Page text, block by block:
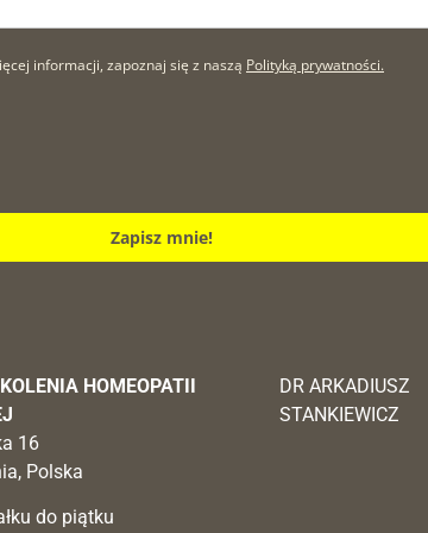
informacji, zapoznaj się z naszą Polityką prywatności.
Zapisz mnie!
HOMEOPATII
16
Polska
do piątku
DR ARKADIUSZ
STANKIEWICZ